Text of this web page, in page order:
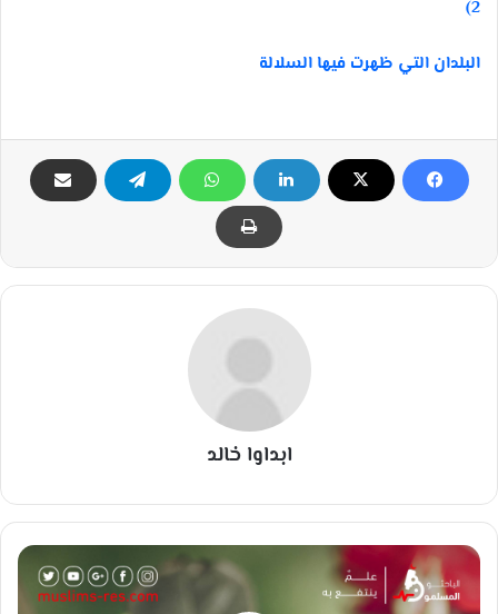
2)
البلدان التي ظهرت فيها السلالة
ابداوا خالد
س
ن